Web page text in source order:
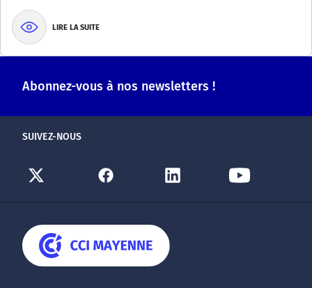
LIRE LA SUITE
Abonnez-vous à nos newsletters !
SUIVEZ-NOUS